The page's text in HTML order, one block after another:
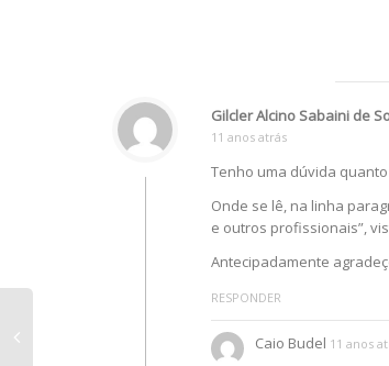
Gilcler Alcino Sabaini de
11 anos atrás
Tenho uma dúvida
Onde se lê, na linha
e outros profissionais”,
Antecipadamente
RESPONDER
Caio Budel 11 anos